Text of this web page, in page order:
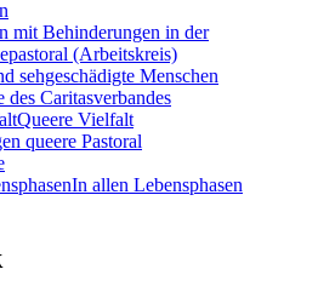
mit Behinderungen in der
(Arbeitskreis)
sehgeschädigte Menschen
des Caritasverbandes
Queere Vielfalt
queere Pastoral
In allen Lebensphasen